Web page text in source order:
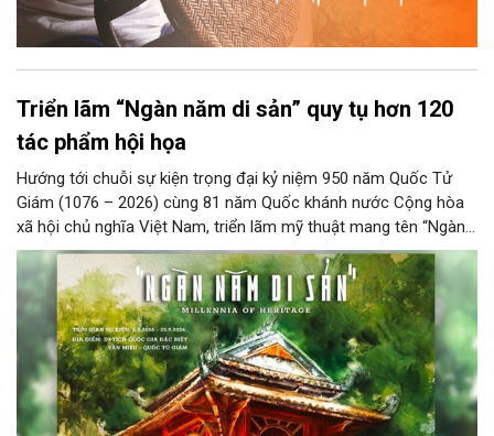
Triển lãm “Ngàn năm di sản” quy tụ hơn 120
tác phẩm hội họa
Hướng tới chuỗi sự kiện trọng đại kỷ niệm 950 năm Quốc Tử
Giám (1076 – 2026) cùng 81 năm Quốc khánh nước Cộng hòa
xã hội chủ nghĩa Việt Nam, triển lãm mỹ thuật mang tên “Ngàn
năm di sản” sẽ chính thức khai mạc vào ngày 8/8 tại Nhà Thái
Học, Di tích Quốc gia đặc biệt Văn Miếu – Quốc Tử Giám. Sự
kiện kéo dài đến ngày 25/9/2026 hứa hẹn trở thành điểm đến
văn hóa đầy sức hút, góp phần làm phong phú đời sống nghệ
thuật của Thủ đô trong mùa thu này.